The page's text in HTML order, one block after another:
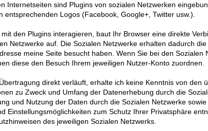
Internetseiten sind Plugins von sozialen Netzwerken
entsprechenden Logos (Facebook, Google+, Twitter usw.).
den Plugins interagieren, baut Ihr Browser eine direkte
Netzwerke auf. Die Sozialen Netzwerke erhalten dadurch
meine Seite besucht haben. Wenn Sie bei den Sozialen
diese den Besuch Ihrem jeweiligen Nutzer-Konto zuordnen.
direkt verläuft, erhalte ich keine Kenntnis von den
zu Zweck und Umfang der Datenerhebung durch die
und Nutzung der Daten durch die Sozialen Netzwerke
Einstellungsmöglichkeiten zum Schutz Ihrer Privatsphäre
des jeweiligen Sozialen Netzwerks.